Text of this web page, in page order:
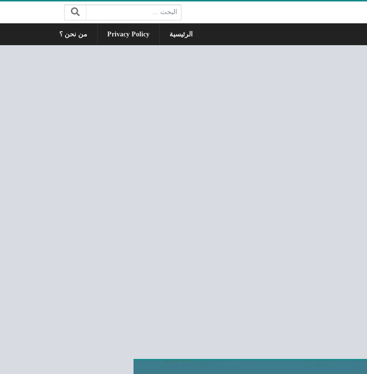
البحث:
الرئيسية Privacy Policy من نحن ؟